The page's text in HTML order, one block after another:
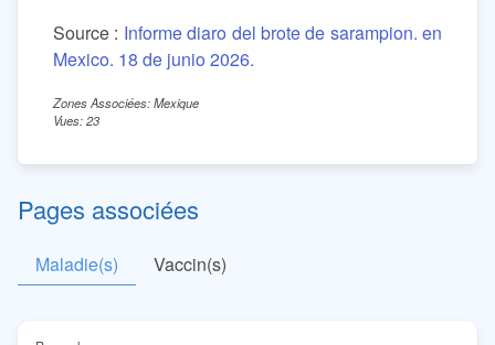
Source : Informe diaro del brote de sarampion. en
Mexico. 18 de junio 2026.
Zones Associées: Mexique
Vues: 23
Pages associées
Maladie(s) Vaccin(s)